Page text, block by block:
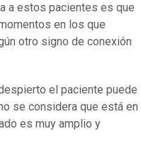
a estos pacientes es que
en los que
otro signo de conexión
el paciente puede
se considera que está en
es muy amplio y